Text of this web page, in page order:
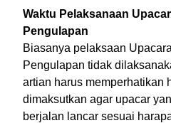
Waktu Pelaksanaan
Pengulapan
Biasanya pelaksaan
Pengulapan tidak
artian harus memperhatikan
dimaksutkan agar upacar
berjalan lancar sesuai